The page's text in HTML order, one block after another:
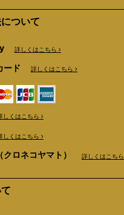
について
詳しくはこちら
ード 詳しくはこちら
詳しくはこちら
詳しくはこちら
クロネコヤマト） 詳しくはこちら